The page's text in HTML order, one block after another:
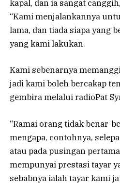
kapal, dan ia sangat
“Kami menjalankannya
lama, dan tiada siapa yang
yang kami lakukan.
Kami sebenarnya
jadi kami boleh bercakap
gembira melalui radioPat
“Ramai orang tidak benar-
mengapa, contohnya,
atau pada pusingan
mempunyai prestasi tayar
sebabnya ialah tayar kami